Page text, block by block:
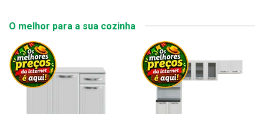
O melhor para a sua cozinha